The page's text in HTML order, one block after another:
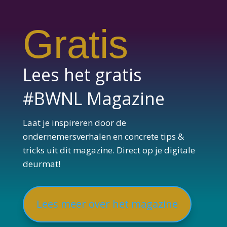
Gratis
Lees het gratis
#BWNL Magazine
Laat je inspireren door de
ondernemersverhalen en concrete tips &
tricks uit dit magazine. Direct op je digitale
deurmat!
Lees meer over het magazine